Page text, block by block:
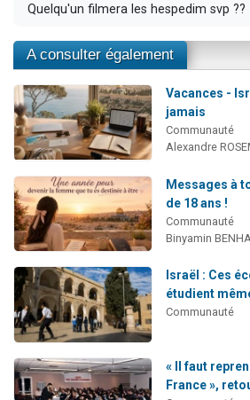
Quelqu'un filmera les hespedim svp ??
A consulter également
Vacances -
jamais
Communauté
Alexandre
Messages à
de 18 ans !
Communauté
Binyamin
Israël : Ces
étudient
Communauté
« Il faut
France »,